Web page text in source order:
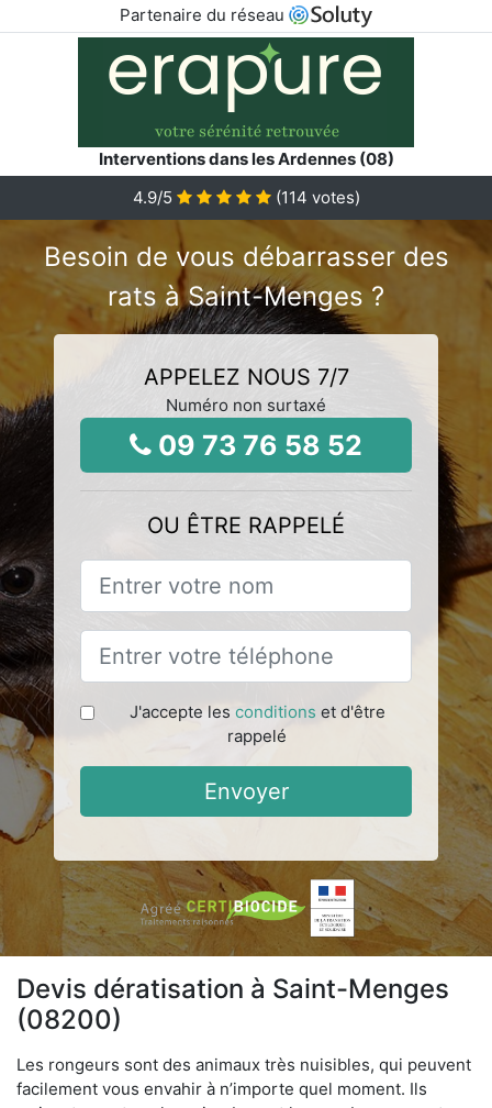
Partenaire du réseau
Interventions dans les Ardennes (08)
4.9/5 (114 votes)
Besoin de vous débarrasser des
rats à Saint-Menges ?
APPELEZ NOUS 7/7
Numéro non surtaxé
09 73 76 58 52
OU ÊTRE RAPPELÉ
J'accepte les conditions et d'être
rappelé
Envoyer
Devis dératisation à Saint-Menges
(08200)
Les rongeurs sont des animaux très nuisibles, qui peuvent
facilement vous envahir à n’importe quel moment. Ils